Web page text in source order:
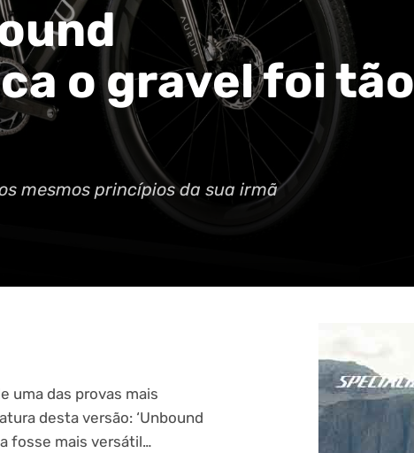
o gravel foi tão
mesmos princípios da sua irmã
uma das provas mais
desta versão: ‘Unbound
fosse mais versátil…